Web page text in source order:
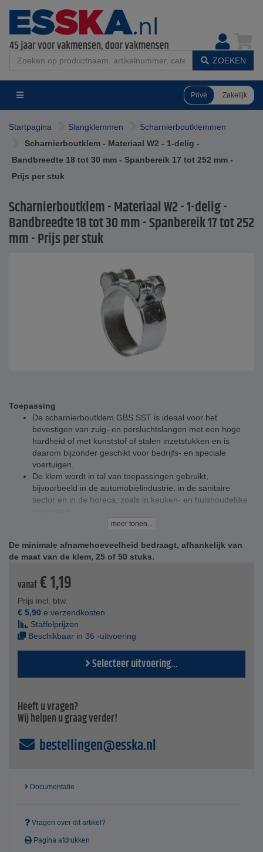
ZOEKEN
Privé Zakelijk
Startpagina Slangklemmen
Scharnierboutklemmen
Scharnierboutklem - Materiaal W2 - 1-delig -
Bandbreedte 18 tot 30 mm - Spanbereik 17 tot 252 mm -
Prijs per stuk
Scharnierboutklem - Materiaal W2 - 1-delig -
Bandbreedte 18 tot 30 mm - Spanbereik 17 tot 252
mm - Prijs per stuk
Toepassing
De scharnierboutklem GBS SST is ideaal voor het
bevestigen van zuig- en persluchtslangen met een hoge
hardheid of met kunststof of stalen inzetstukken en is
daarom bijzonder geschikt voor bedrijfs- en speciale
voertuigen.
De klem wordt in tal van toepassingen gebruikt,
bijvoorbeeld in de automobielindustrie, in de sanitaire
sector en in de horeca, zoals in keuken- en huishoudelijke
De band en behuizing van de slangenklem volgens
DIN3017 zijn vervaardigd uit ferritisch chroomstaal
Dankzij het chroom heeft de klem een gemiddelde tot
goede bestendigheid tegen corrosie en zuren.
Gecorrodeerde verbindingen kunnen eenvoudig worden
losgemaakt.
Hun opvallende kenmerk is hun hoge bandtrekkracht.
De klem kan heel eenvoudig worden geïnstalleerd met
standaardgereedschap.
Technische specificaties
Materiaal schroef - verzinkt staal (W1)
Bandbreedte - 18 tot 30 mm
Prijs per stuk
meer tonen...
De minimale afnamehoeveelheid bedraagt, afhankelijk van
de maat van de klem, 25 of 50 stuks.
vanaf €1,19
Prijs incl. btw.
€ 5,90 e verzendkosten
Staffelprijzen
Beschikbaar in 36 -uitvoering
Selecteer uitvoering...
Heeft u vragen?
Wij helpen u graag verder!
bestellingen@esska.nl
Documentatie
Vragen over dit artikel?
Pagina afdrukken